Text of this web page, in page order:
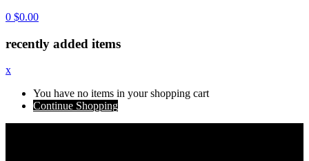
0 $0.00
recently added items
x
You have no items in your shopping cart
Continue Shopping